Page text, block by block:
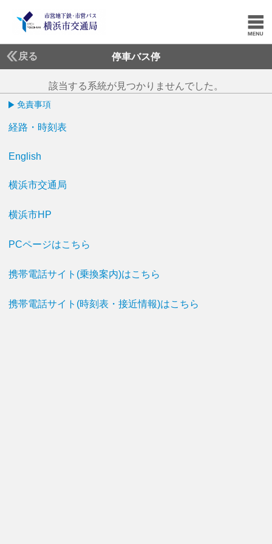
戻る 停車バス停
該当する系統が見つかりませんでした。
免責事項
経路・時刻表
English
横浜市交通局
横浜市HP
PCページはこちら
携帯電話サイト(乗換案内)はこちら
携帯電話サイト(時刻表・接近情報)はこちら